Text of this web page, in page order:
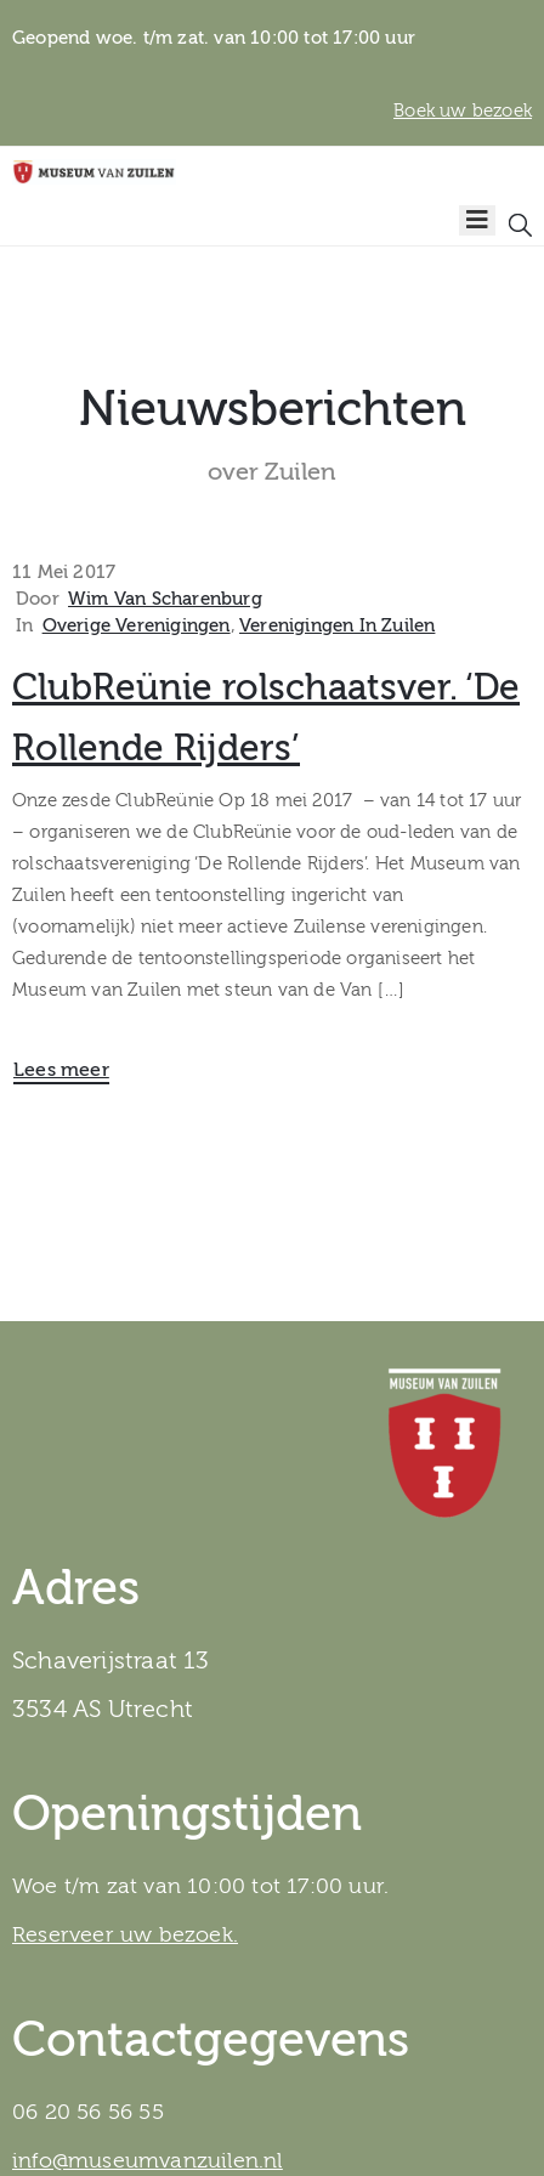
Geopend woe. t/m zat. van 10:00 tot 17:00 uur
Boek uw bezoek
Home
Activiteiten
Verhalen
Zuilen
Nieuwsberichten
over Zuilen
11 Mei 2017
Door Wim Van Scharenburg
In Overige Verenigingen‚Verenigingen In Zuilen
ClubReünie rolschaatsver. ‘De
Rollende Rijders’
Onze zesde ClubReünie Op 18 mei 2017 – van 14 tot 17 uur
– organiseren we de ClubReünie voor de oud-leden van de
rolschaatsvereniging ‘De Rollende Rijders’. Het Museum van
Zuilen heeft een tentoonstelling ingericht van
(voornamelijk) niet meer actieve Zuilense verenigingen.
Gedurende de tentoonstellingsperiode organiseert het
Museum van Zuilen met steun van de Van […]
Lees meer
Adres
Schaverijstraat 13
3534 AS Utrecht
Openingstijden
Woe t/m zat van 10:00 tot 17:00 uur.
Reserveer uw bezoek.
Contactgegevens
06 20 56 56 55
info@museumvanzuilen.nl
Algemene